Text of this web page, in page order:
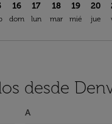
16
dom
17
lun
18
mar
19
mié
20
jue
desde
A